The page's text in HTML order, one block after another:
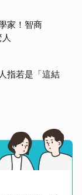
家！智商
指若是「這結